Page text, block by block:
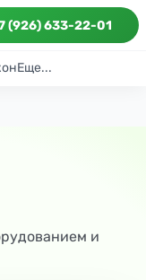
(926) 633-22-01
Еще...
и